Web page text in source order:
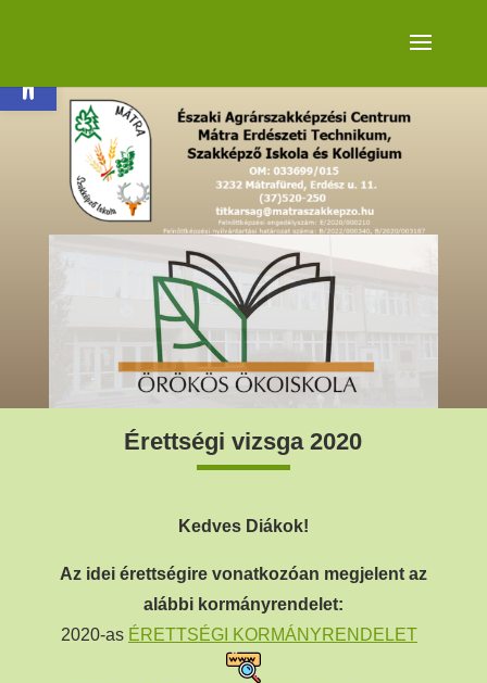
Érettségi vizsga 2020
Kedves Diákok!
Az idei érettségire vonatkozóan megjelent az
alábbi kormányrendelet:
2020-as ÉRETTSÉGI KORMÁNYRENDELET